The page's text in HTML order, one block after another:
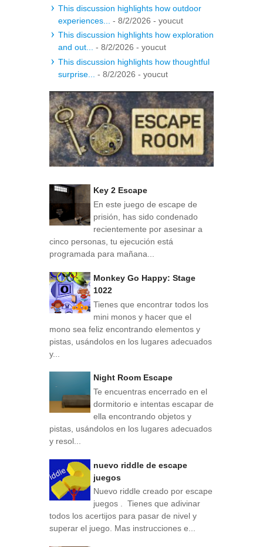
This discussion highlights how outdoor
experiences...
- 8/2/2026 - youcut
This discussion highlights how exploration
and out... - 8/2/2026 - youcut
This discussion highlights how thoughtful
surprise...
- 8/2/2026 - youcut
Key 2 Escape
En este juego de escape de
prisión, has sido condenado
recientemente por asesinar a
cinco personas, tu ejecución está
programada para mañana...
Monkey Go Happy: Stage
1022
Tienes que encontrar todos los
mini monos y hacer que el
mono sea feliz encontrando elementos y
pistas, usándolos en los lugares adecuados
y...
Night Room Escape
Te encuentras encerrado en el
dormitorio e intentas escapar de
ella encontrando objetos y
pistas, usándolos en los lugares adecuados
y resol...
nuevo riddle de escape
juegos
Nuevo riddle creado por escape
juegos . Tienes que adivinar
todos los acertijos para pasar de nivel y
superar el juego. Mas instrucciones e...